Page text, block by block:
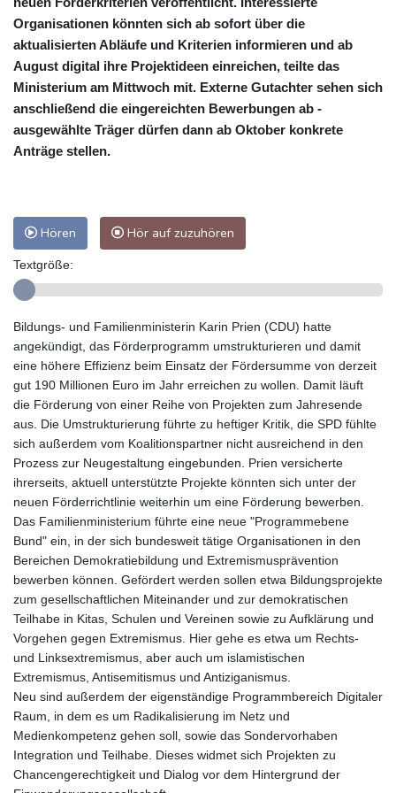
Organisationen könnten sich ab sofort über die
aktualisierten Abläufe und Kriterien informieren und ab
August digital ihre Projektideen einreichen, teilte das
Ministerium am Mittwoch mit. Externe Gutachter sehen sich
anschließend die eingereichten Bewerbungen ab -
ausgewählte Träger dürfen dann ab Oktober konkrete
Anträge stellen.
Hören Hör auf zuzuhören
Textgröße:
Bildungs- und Familienministerin Karin Prien (CDU) hatte
angekündigt, das Förderprogramm umstrukturieren und damit
eine höhere Effizienz beim Einsatz der Fördersumme von derzeit
gut 190 Millionen Euro im Jahr erreichen zu wollen. Damit läuft
die Förderung von einer Reihe von Projekten zum Jahresende
aus. Die Umstrukturierung führte zu heftiger Kritik, die SPD fühlte
sich außerdem vom Koalitionspartner nicht ausreichend in den
Prozess zur Neugestaltung eingebunden. Prien versicherte
ihrerseits, aktuell unterstützte Projekte könnten sich unter der
neuen Förderrichtlinie weiterhin um eine Förderung bewerben.
Das Familienministerium führte eine neue "Programmebene
Bund" ein, in der sich bundesweit tätige Organisationen in den
Bereichen Demokratiebildung und Extremismusprävention
bewerben können. Gefördert werden sollen etwa Bildungsprojekte
zum gesellschaftlichen Miteinander und zur demokratischen
Teilhabe in Kitas, Schulen und Vereinen sowie zu Aufklärung und
Vorgehen gegen Extremismus. Hier gehe es etwa um Rechts-
und Linksextremismus, aber auch um islamistischen
Extremismus, Antisemitismus und Antiziganismus.
Neu sind außerdem der eigenständige Programmbereich Digitaler
Raum, in dem es um Radikalisierung im Netz und
Medienkompetenz gehen soll, sowie das Sondervorhaben
Integration und Teilhabe. Dieses widmet sich Projekten zu
Chancengerechtigkeit und Dialog vor dem Hintergrund der